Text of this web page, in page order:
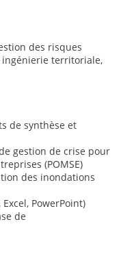
des risques
territoriale,
de synthèse et
gestion de crise pour
(POMSE)
des inondations
PowerPoint)
de